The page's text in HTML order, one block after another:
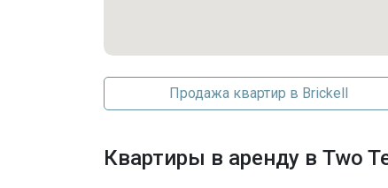
Продажа квартир в Brickell
Квартиры в аренду в Two